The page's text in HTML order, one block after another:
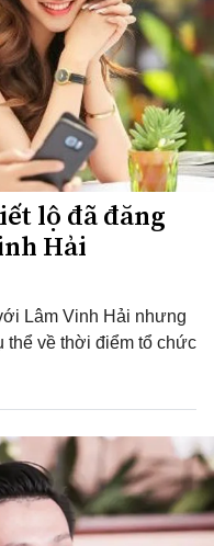
lộ đã đăng
Hải
Lâm Vinh Hải nhưng
thể về thời điểm tổ chức